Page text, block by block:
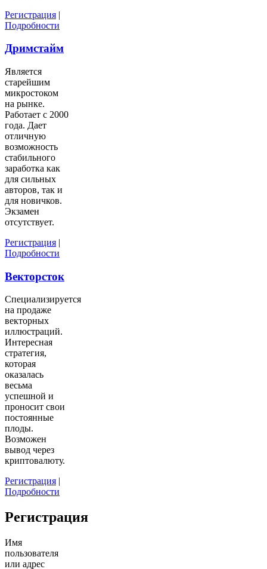
Регистрация |
Подробности
Дримстайм
Является
старейшим
микростоком
на рынке.
Работает с 2000
года. Дает
отличную
возможность
стабильного
заработка как
для сильных
авторов, так и
для новичков.
Экзамен
отсутствует.
Регистрация |
Подробности
Векторсток
Специализируется
на продаже
векторных
иллюстраций.
Интересная
стратегия,
которая
оказалась
весьма
успешной и
проносит свои
постоянные
плоды.
Возможен
вывод через
криптовалюту.
Регистрация |
Подробности
Регистрация
Имя
пользователя
или адрес